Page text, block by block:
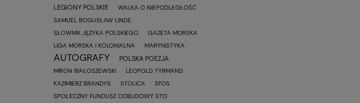
LEGIONY POLSKIE
WALKA O NIEPODLEGŁOŚĆ
SAMUEL BOGUSŁAW LINDE
SŁOWNIK JĘZYKA POLSKIEGO
GAZETA MORSKA
LIGA MORSKA I KOLONIALNA
MARYNISTYKA
AUTOGRAFY POLSKA POEZJA
MIRON BIAŁOSZEWSKI
LEOPOLD TYRMAND
KAZIMIERZ BRANDYS
STOLICA
SFOS
SPOŁECZNY FUNDUSZ ODBUDOWY STO